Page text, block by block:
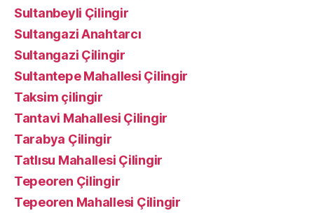
Sultanbeyli Çilingir
Sultangazi Anahtarcı
Sultangazi Çilingir
Sultantepe Mahallesi Çilingir
Taksim çilingir
Tantavi Mahallesi Çilingir
Tarabya Çilingir
Tatlısu Mahallesi Çilingir
Tepeoren Çilingir
Tepeoren Mahallesi Çilingir